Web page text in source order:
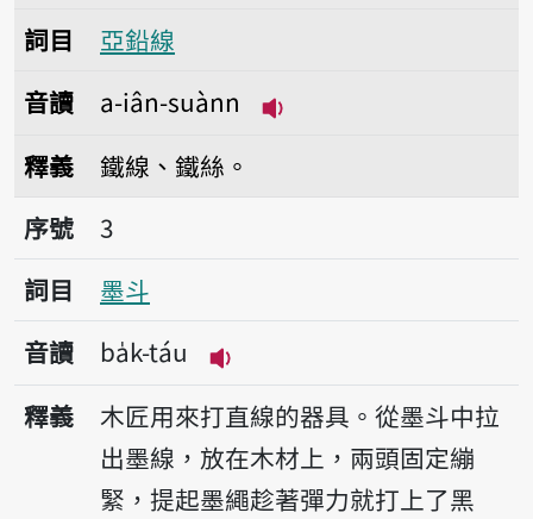
詞目
亞鉛線
音讀
a-iân-suànn
釋義
鐵線、鐵絲。
序號3墨斗
序號
3
詞目
墨斗
音讀
ba̍k-táu
播放音讀ba̍k-táu
釋義
木匠用來打直線的器具。從墨斗中拉
出墨線，放在木材上，兩頭固定繃
緊，提起墨繩趁著彈力就打上了黑